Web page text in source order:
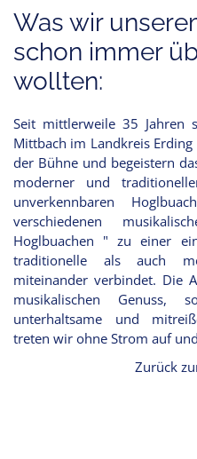
Was wir
schon immer
wollten:
Seit mittlerweile 35 Jahren
Mittbach im Landkreis
der Bühne und begeistern
moderner und
unverkennbaren
verschiedenen
Hoglbuachen " zu einer
traditionelle als auch
miteinander verbindet. Die
musikalischen Genuss,
unterhaltsame und
treten wir ohne Strom auf
Zurück